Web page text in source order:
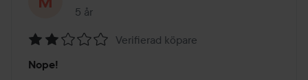
5 år
Inlägget skapades 5 år
2
Verifierad köpare
Nope!